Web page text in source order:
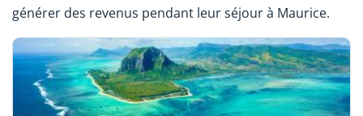
générer des revenus pendant leur séjour à Maurice.